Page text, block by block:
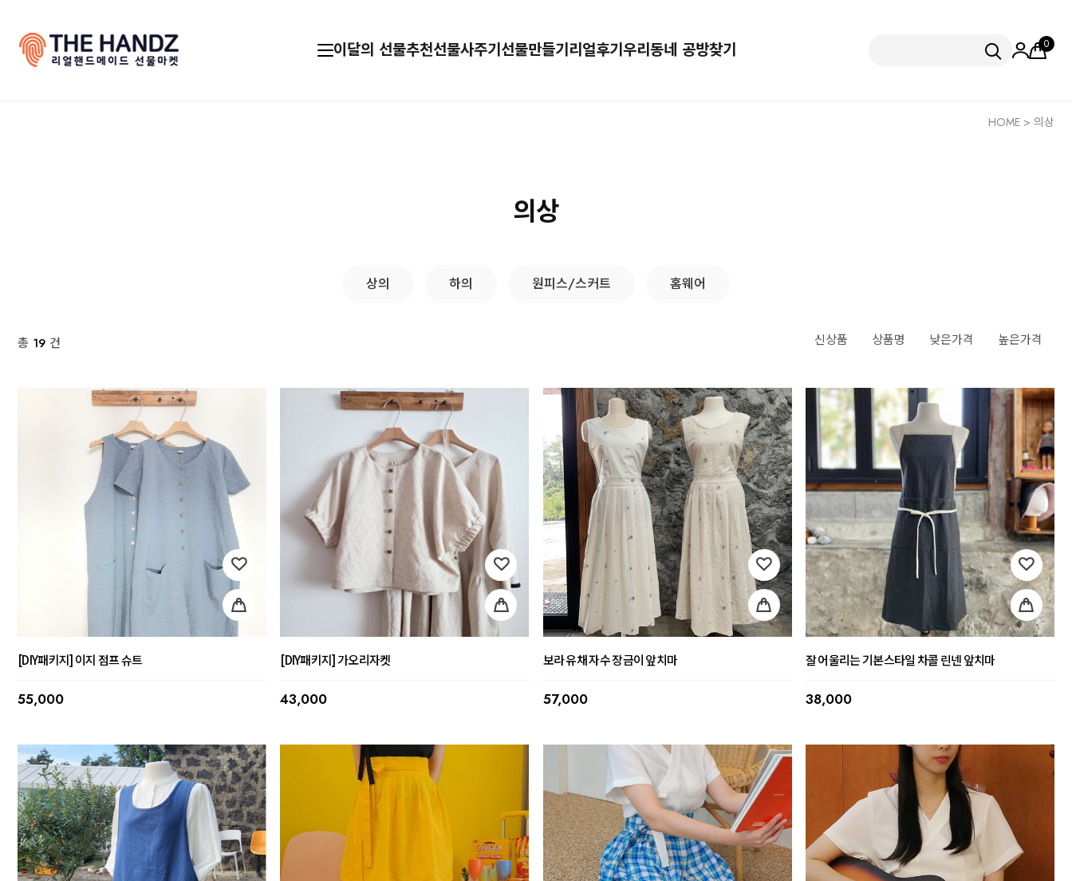
이달의 선물추천선물사주기 선물만들기 리얼후기 우리동네 공방찾기 0
HOME > 의상
의상
상의 하의 원피스/스커트 홈웨어
총 19 건 신상품 상품명 낮은가격 높은가격
[DIY패키지] 이지 점프 슈트
55,000
[DIY패키지] 가오리자켓
43,000
보라 유채 자수 장금이 앞치마
57,000
잘 어울리는 기본스타일 차콜 린넨 앞치마
38,000